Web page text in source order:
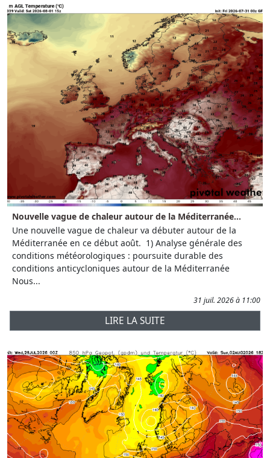
Nouvelle vague de chaleur autour de la Méditerranée...
Une nouvelle vague de chaleur va débuter autour de la
Méditerranée en ce début août. 1) Analyse générale des
conditions météorologiques : poursuite durable des
conditions anticycloniques autour de la Méditerranée
Nous...
31 juil. 2026 à 11:00
LIRE LA SUITE